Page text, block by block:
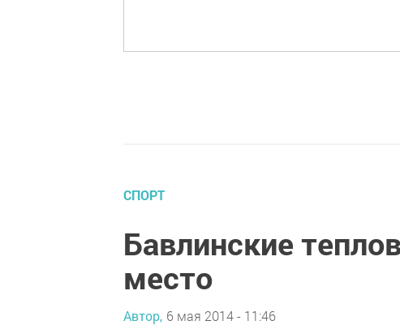
СПОРТ
Бавлинские
место
Автор, 6 мая 2014 - 11:46